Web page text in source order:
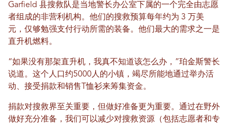
Garfield 县搜救队是当地警长办公室下属的一个完全由志愿
者组成的非营利机构。他们的搜救预算每年约为 3 万美
元，仅够勉强支付行动所需的装备。他们最大的需求之一是
直升机燃料。
“如果没有那架直升机，我真不知道该怎么办，”珀金斯警长
说道。这个人口约5000人的小镇，竭尽所能地通过举办活
动、接受捐款和销售T恤衫来筹集资金。
捐款对搜救界至关重要，但做好准备更为重要。通过在野外
做好充分准备，我们可以减少对搜救资源（包括志愿者和专